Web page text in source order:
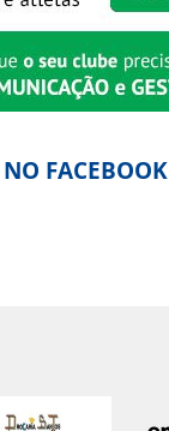
FACEBOOK